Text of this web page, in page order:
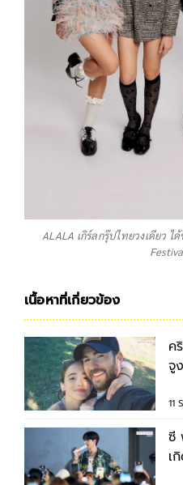
ALALA เกิร์ลกรุ๊ปไทยวงเดียว ไ
เนื้อหาที่เกี่ยวข้อง
ค
จู
11
ซี
เ